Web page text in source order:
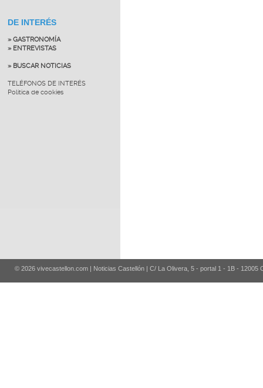
DE INTERÉS
» GASTRONOMÍA
» ENTREVISTAS
» BUSCAR NOTICIAS
TELÉFONOS DE INTERÉS
Política de cookies
© 2026 vivecastellon.com | Noticias Castellón | C/ La Olivera, 5 - portal 1 - 1B - 12005